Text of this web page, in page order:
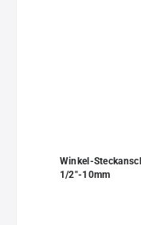
Winkel-
1/2"-10mm